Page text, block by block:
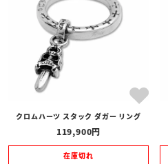
クロムハーツ スタック ダガー リング
119,900
在庫切れ